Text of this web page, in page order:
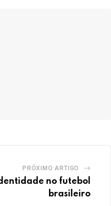
PRÓXIMO ARTIGO
no futebol
brasileiro